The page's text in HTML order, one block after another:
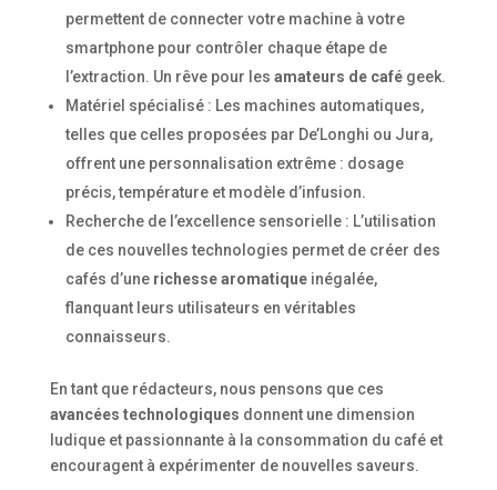
permettent de connecter votre machine à votre
smartphone pour contrôler chaque étape de
l’extraction. Un rêve pour les amateurs de cafégeek.
Matériel spécialisé : Les machines automatiques,
telles que celles proposées par De’Longhi ou Jura,
offrent une personnalisation extrême : dosage
précis, température et modèle d’infusion.
Recherche de l’excellence sensorielle : L’utilisation
de ces nouvelles technologies permet de créer des
cafés d’une richesse aromatiqueinégalée,
flanquant leurs utilisateurs en véritables
connaisseurs.
En tant que rédacteurs, nous pensons que ces
avancées technologiques donnent une dimension
ludique et passionnante à la consommation du café et
encouragent à expérimenter de nouvelles saveurs.